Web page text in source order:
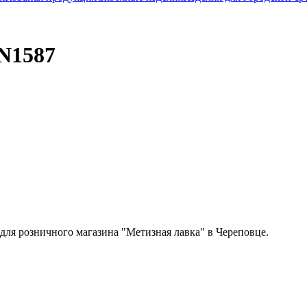
розничного магазина "Метизная лавка" в Череповце.